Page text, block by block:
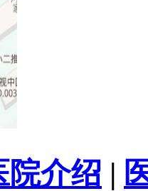
院介绍 |